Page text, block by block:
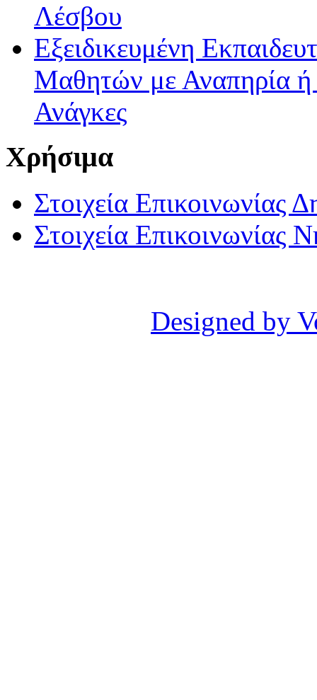
Λέσβου
Εξειδικευμένη
Μαθητών με Αναπηρία ή /
Ανάγκες
Χρήσιμα
Στοιχεία Επικοινωνίας
Στοιχεία Επικοινωνίας
Designed by